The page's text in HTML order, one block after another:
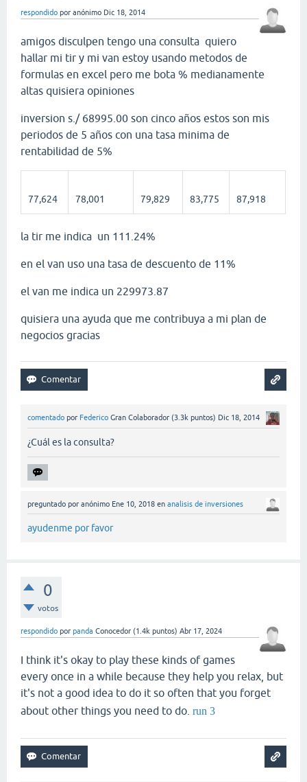
respondido por anónimo Dic 18, 2014
amigos disculpen tengo una consulta quiero
hallar mi tir y mi van estoy usando metodos de
formulas en excel pero me bota % medianamente
altas quisiera opiniones
inversion s./ 68995.00 son cinco años estos son mis
periodos de 5 años con una tasa minima de
rentabilidad de 5%
77,624 78,001 79,829 83,775 87,918
la tir me indica un 111.24%
en el van uso una tasa de descuento de 11%
el van me indica un 229973.87
quisiera una ayuda que me contribuya a mi plan de
negocios gracias
comentado por Federico Gran Colaborador (3.3k puntos) Dic 18, 2014
¿Cuál es la consulta?
preguntado por anónimo Ene 10, 2018 en analisis de inversiones
ayudenme por favor
0
votos
respondido por panda Conocedor (1.4k puntos) Abr 17, 2024
I think it's okay to play these kinds of games
every once in a while because they help you relax, but
it's not a good idea to do it so often that you forget
about other things you need to do. run 3